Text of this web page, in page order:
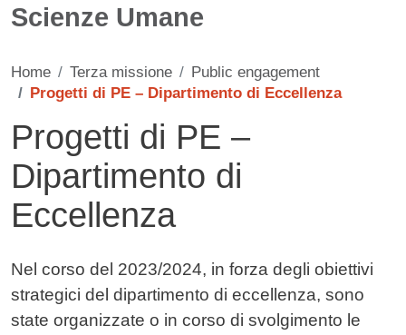
Scienze Umane
Home Terza missione
Public engagement
Progetti di PE – Dipartimento di Eccellenza
Progetti di PE –
Dipartimento di
Eccellenza
Contenuto
Nel corso del 2023/2024, in forza degli obiettivi
strategici del dipartimento di eccellenza, sono
state organizzate o in corso di svolgimento le